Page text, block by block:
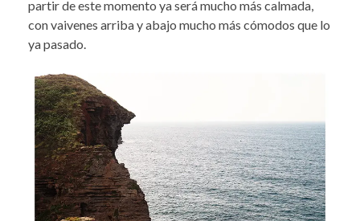
partir de este momento ya será mucho más calmada,
con vaivenes arriba y abajo mucho más cómodos que lo
ya pasado.